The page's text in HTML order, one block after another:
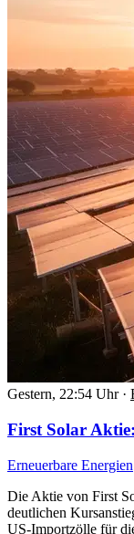
Gestern, 22:54 Uhr ·
First Solar
Erneuerbare Energien
Die Aktie von First
deutlichen
US-Importzölle für